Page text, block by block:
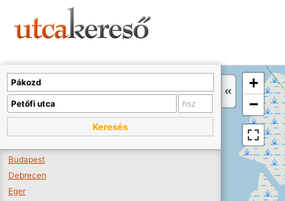
+
−
Keresés
Budapest
Debrecen
Eger
A térképet kicsinyíteni kell, hogy látszódjanak a boltok.
Boltok látszódjanak >>